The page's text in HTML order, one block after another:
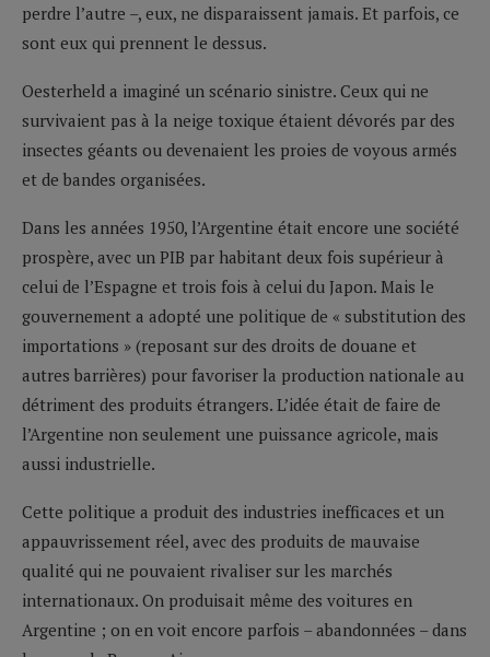
perdre l’autre –, eux, ne disparaissent jamais. Et parfois, ce
sont eux qui prennent le dessus.
Oesterheld a imaginé un scénario sinistre. Ceux qui ne
survivaient pas à la neige toxique étaient dévorés par des
insectes géants ou devenaient les proies de voyous armés
et de bandes organisées.
Dans les années 1950, l’Argentine était encore une société
prospère, avec un PIB par habitant deux fois supérieur à
celui de l’Espagne et trois fois à celui du Japon. Mais le
gouvernement a adopté une politique de « substitution des
importations » (reposant sur des droits de douane et
autres barrières) pour favoriser la production nationale au
détriment des produits étrangers. L’idée était de faire de
l’Argentine non seulement une puissance agricole, mais
aussi industrielle.
Cette politique a produit des industries inefficaces et un
appauvrissement réel, avec des produits de mauvaise
qualité qui ne pouvaient rivaliser sur les marchés
internationaux. On produisait même des voitures en
Argentine ; on en voit encore parfois – abandonnées – dans